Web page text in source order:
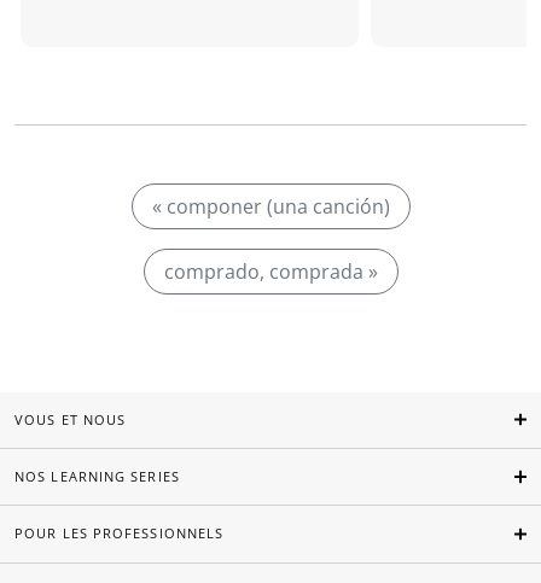
« componer (una canción)
comprado, comprada »
VOUS ET NOUS
NOS LEARNING SERIES
POUR LES PROFESSIONNELS